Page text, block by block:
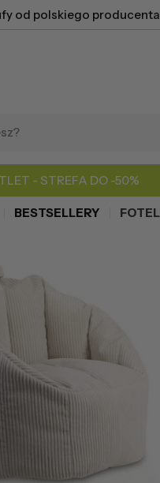
od polskiego producenta
- STREFA DO -50%
BESTSELLERY